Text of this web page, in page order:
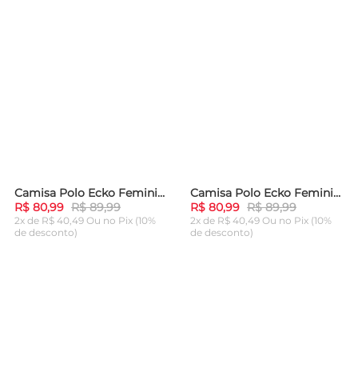
-10%Camisa Polo Ecko Feminina Chave Coral
R$ 80,99 R$ 89,99
2x de R$ 40,49 Ou no Pix (10%
de desconto)
-10%Camisa Polo Ecko Feminina Chave Preta
R$ 80,99 R$ 89,99
2x de R$ 40,49 Ou no Pix (10%
de desconto)